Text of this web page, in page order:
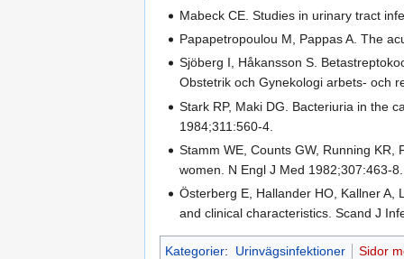
Mabeck CE. Studies in urinary tract
Papapetropoulou M, Pappas A. The
Sjöberg I, Håkansson S.
Obstetrik och Gynekologi arbets- och
Stark RP, Maki DG. Bacteriuria in the
1984;311:560-4.
Stamm WE, Counts GW, Running
women. N Engl J Med 1982;307:463-8.
Österberg E, Hallander HO, Kallner A,
and clinical characteristics. Scand J
Kategorier: Urinvägsinfektioner Sidor